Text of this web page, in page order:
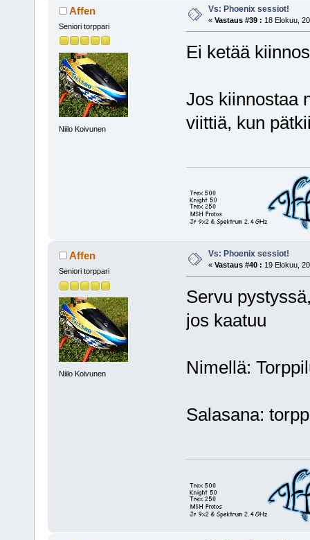
Affen
Seniori torppari
Niilo Koivunen
Vs: Phoenix sessiot!
« Vastaus #39 : 18 Elokuu,
Ei ketää
Jos kiinnostaa
viittiä, kun
Affen
Seniori torppari
Niilo Koivunen
Vs: Phoenix sessiot!
« Vastaus #40 : 19 Elokuu,
Servu
jos kaatuu
Nimellä:
Salasana: